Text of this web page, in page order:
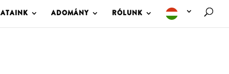
ADOMÁNY RÓLUNK